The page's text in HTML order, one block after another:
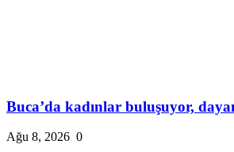
Buca’da kadınlar buluşuyor,
Ağu 8, 2026 0